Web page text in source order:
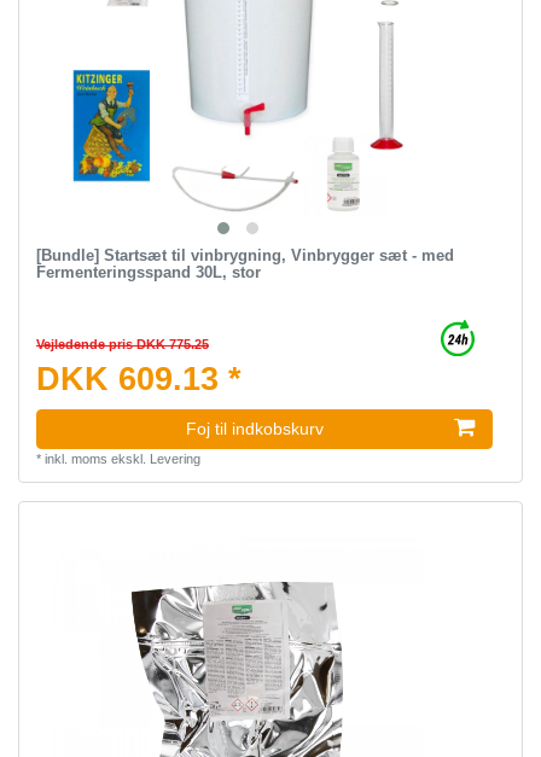
[Bundle] Startsæt til vinbrygning, Vinbrygger sæt - med
Fermenteringsspand 30L, stor
Vejledende pris DKK 775.25
DKK 609.13 *
Foj til indkobskurv
* inkl. moms ekskl. Levering